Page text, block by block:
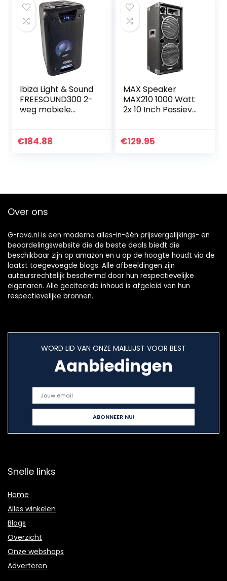
woofer, batterij,
trolleyfunctie,
afstandsbediening,
UHF-microfoon
Ibiza Light & Sound
FREESOUND300 2-
weg mobiele
€184.88
MAX Speaker
MAX210 1000 Watt
2x 10 Inch Passieve
€129.95
Over ons
G-rave.nl is een moderne alles-in-één prijsvergelijkings- en
beoordelingswebsite die de beste deals biedt die
beschikbaar zijn op amazon en u op de hoogte houdt via de
laatst toegevoegde blogs. Alle afbeeldingen zijn
auteursrechtelijk beschermd door hun respectievelijke
eigenaren. Alle geciteerde inhoud is afgeleid van hun
respectievelijke bronnen.
WORD LID VAN ONZE MAILLIJST VOOR BEST
Aanbiedingen
Snelle links
Home
Alles winkelen
Blogs
Overzicht
Onze webshops
Adverteren